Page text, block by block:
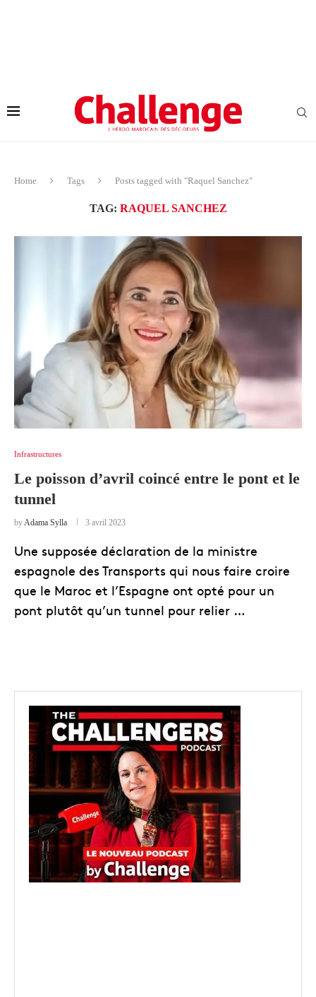
Home Tags Posts tagged with "Raquel Sanchez"
TAG: RAQUEL SANCHEZ
Infrastructures
Le poisson d’avril coincé entre le pont et le
tunnel
byAdama Sylla 3 avril 2023
Une supposée déclaration de la ministre
espagnole des Transports qui nous faire croire
que le Maroc et l’Espagne ont opté pour un
pont plutôt qu’un tunnel pour relier …